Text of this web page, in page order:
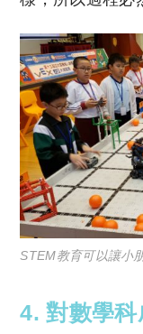
STEM教育可以讓小
4. 對數學科